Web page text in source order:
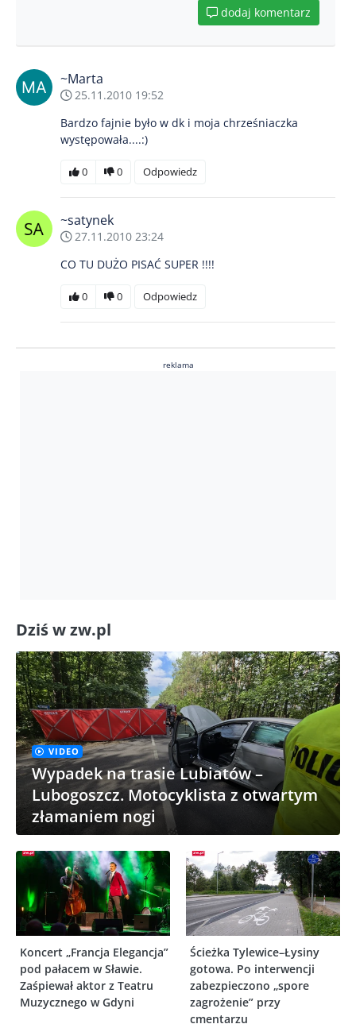
dodaj komentarz
~Marta
25.11.2010 19:52
Bardzo fajnie było w dk i moja chrześniaczka
występowała....:)
0 0 Odpowiedz
~satynek
27.11.2010 23:24
CO TU DUŻO PISAĆ SUPER !!!!
0 0 Odpowiedz
reklama
Dziś w zw.pl
VIDEO
Wypadek na trasie Lubiatów –
Lubogoszcz. Motocyklista z otwartym
złamaniem nogi
Koncert „Francja Elegancja”
pod pałacem w Sławie.
Zaśpiewał aktor z Teatru
Muzycznego w Gdyni
Ścieżka Tylewice–Łysiny
gotowa. Po interwencji
zabezpieczono „spore
zagrożenie” przy
cmentarzu